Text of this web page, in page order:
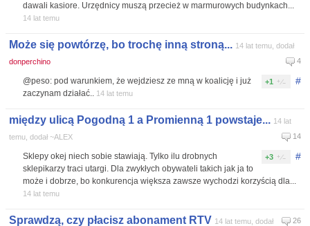
dawali kasiore. Urzędnicy muszą przecież w marmurowych budynkach...
14 lat temu
Może się powtórzę, bo trochę inną stroną... 14 lat temu, dodał
donperchino
4
#
+1
@peso: pod warunkiem, że wejdziesz ze mną w koalicję i już
zaczynam działać.. 14 lat temu
między ulicą Pogodną 1 a Promienną 1 powstaje... 14 lat
temu, dodał ~ALEX
14
#
+3
Sklepy okej niech sobie stawiają. Tylko ilu drobnych
sklepikarzy traci utargi. Dla zwykłych obywateli takich jak ja to
może i dobrze, bo konkurencja większa zawsze wychodzi korzyścią dla...
14 lat temu
Sprawdzą, czy płacisz abonament RTV 14 lat temu, dodał 26